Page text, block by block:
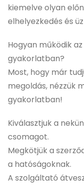
kiemelve olyan
elhelyezkedés és
Hogyan működik
gyakorlatban?
Most, hogy már
megoldás, nézzük
gyakorlatban!
Kiválasztjuk a
csomagot.
Megkötjük a
a hatóságoknak.
A szolgáltató